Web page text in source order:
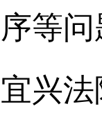
序等
宜兴